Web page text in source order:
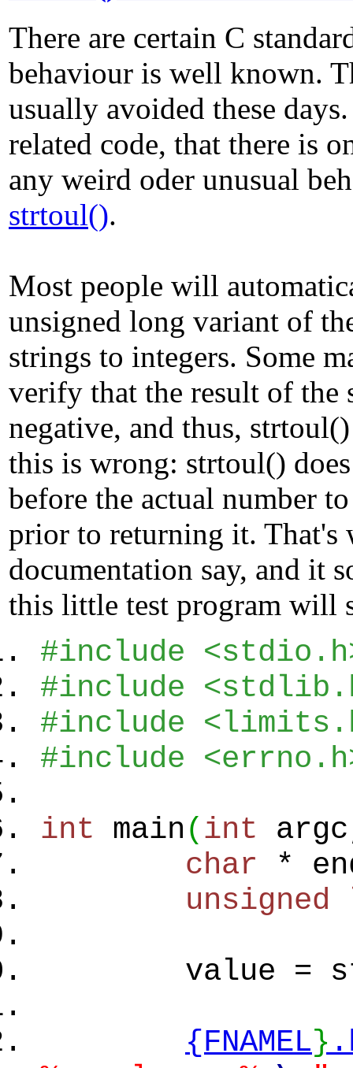
There are certain C
behaviour is well known.
usually avoided these
related code, that there is
any weird oder unusual
strtoul().
Most people will
unsigned long variant of
strings to integers. Some
verify that the result of the
negative, and thus,
this is wrong: strtoul()
before the actual number
prior to returning it. That's
documentation say, and it
this little test program will
#include
#include
#include
#include
int main ( int
char *
unsigned
value =
{FNAMEL}